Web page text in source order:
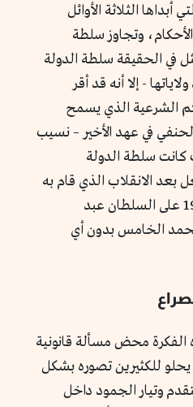
أبداها الثلاثة الأوائل
وتجاوز سلطة
في الحقيقة سلطة الدولة
- إلا أنه قد أقر
الشرعية الذي يسمح
في عهد الأخير – نسيب
سلطة الدولة
بعد الانقلاب الذي قام به
القوميون الأتراك عام 1909 على السلطان عبد
الخامس بدون أي
محض مسألة قانونية
للكثيرين تصوره بشكل
وتيار الجمود داخل